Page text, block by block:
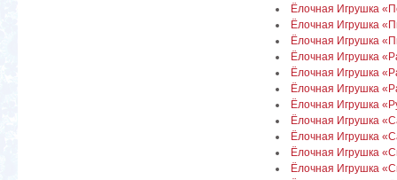
Ёлочная Игрушка
Ёлочная Игрушка
Ёлочная Игрушка
Ёлочная Игрушка
Ёлочная Игрушка
Ёлочная Игрушка
Ёлочная Игрушка
Ёлочная Игрушка
Ёлочная Игрушка
Ёлочная Игрушка
Ёлочная Игрушка